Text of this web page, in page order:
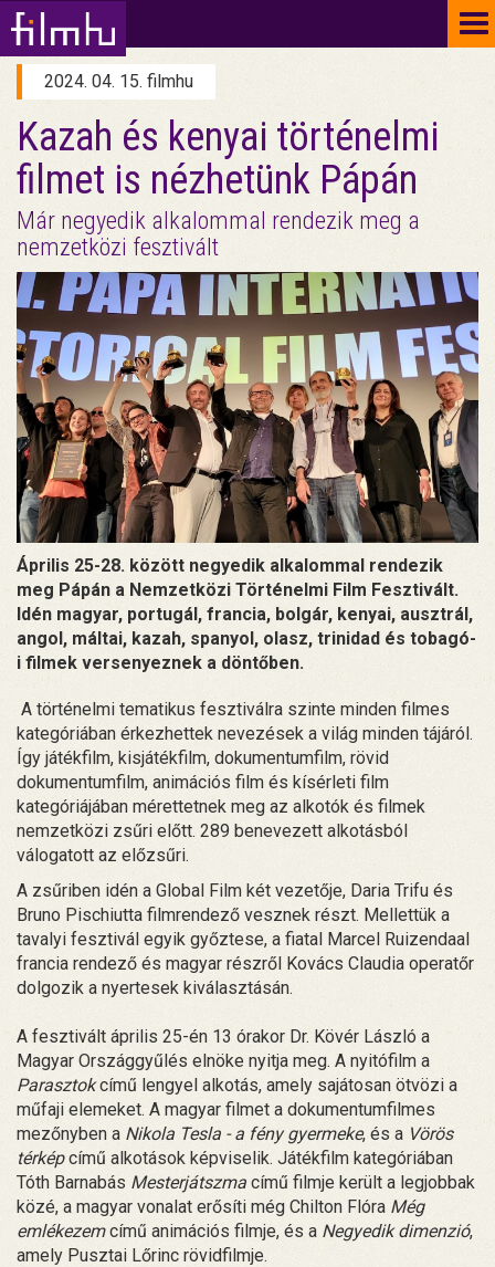
2024. 04. 15. filmhu
Kazah és kenyai történelmi
filmet is nézhetünk Pápán
Már negyedik alkalommal rendezik meg a
nemzetközi fesztivált
Április 25-28. között negyedik alkalommal rendezik
meg Pápán a Nemzetközi Történelmi Film Fesztivált.
Idén magyar, portugál, francia, bolgár, kenyai, ausztrál,
angol, máltai, kazah, spanyol, olasz, trinidad és tobagó-
i filmek versenyeznek a döntőben.
A történelmi tematikus fesztiválra szinte minden filmes
kategóriában érkezhettek nevezések a világ minden tájáról.
Így játékfilm, kisjátékfilm, dokumentumfilm, rövid
dokumentumfilm, animációs film és kísérleti film
kategóriájában mérettetnek meg az alkotók és filmek
nemzetközi zsűri előtt. 289 benevezett alkotásból
válogatott az előzsűri.
A zsűriben idén a Global Film két vezetője, Daria Trifu és
Bruno Pischiutta filmrendező vesznek részt. Mellettük a
tavalyi fesztivál egyik győztese, a fiatal Marcel Ruizendaal
francia rendező és magyar részről Kovács Claudia operatőr
dolgozik a nyertesek kiválasztásán.
A fesztivált április 25-én 13 órakor Dr. Kövér László a
Magyar Országgyűlés elnöke nyitja meg. A nyitófilm a
Parasztokcímű lengyel alkotás, amely sajátosan ötvözi a
műfaji elemeket. A magyar filmet a dokumentumfilmes
mezőnyben a Nikola Tesla - a fény gyermeke, és a Vörös
térképcímű alkotások képviselik. Játékfilm kategóriában
Tóth Barnabás Mesterjátszma című filmje került a legjobbak
közé, a magyar vonalat erősíti még Chilton Flóra Még
emlékezemcímű animációs filmje, és a Negyedik dimenzió,
amely Pusztai Lőrinc rövidfilmje.